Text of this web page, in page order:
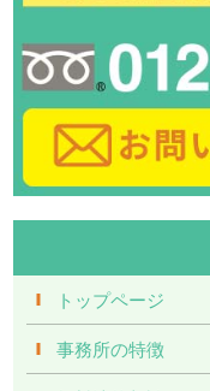
トップページ
事務所の特徴